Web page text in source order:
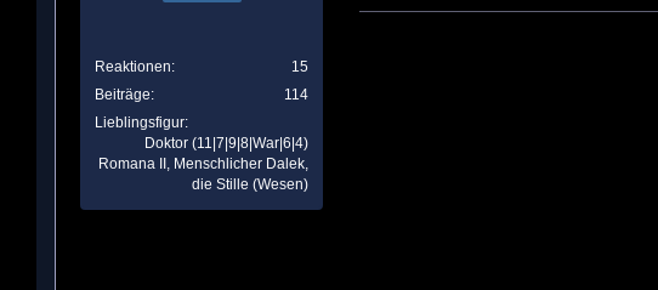
Reaktionen
15
Beiträge
114
Lieblingsfigur
Doktor (11|7|9|8|War|6|4)
Romana II, Menschlicher Dalek,
die Stille (Wesen)